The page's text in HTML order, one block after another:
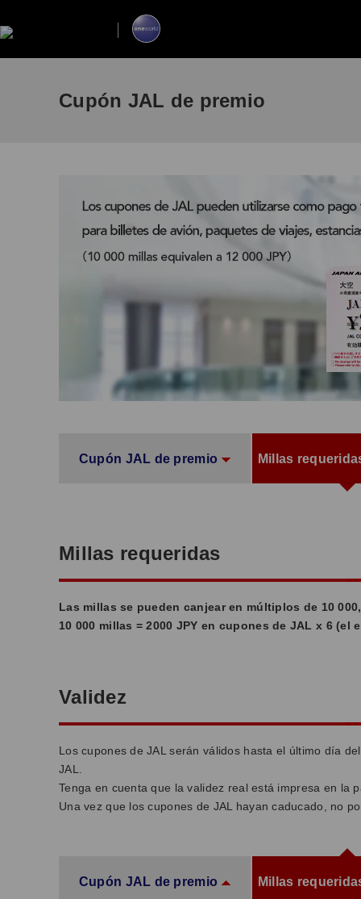
Cupón JAL de premio
Cupón JAL de premio Millas
Millas requeridas
Las millas se pueden canjear en múltiplos de 10
10 000 millas = 2000 JPY en cupones de JAL x 6 (el
Validez
Los cupones de JAL serán válidos hasta el último día
JAL.
Tenga en cuenta que la validez real está impresa en la
Una vez que los cupones de JAL hayan caducado, no
Cupón JAL de premio Millas